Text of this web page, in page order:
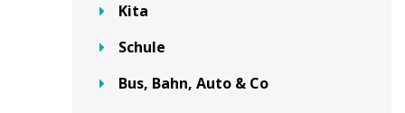
Kita
Schule
Bus, Bahn, Auto & Co